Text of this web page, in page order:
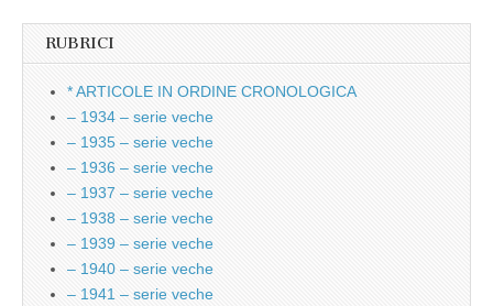
RUBRICI
* ARTICOLE IN ORDINE CRONOLOGICA
– 1934 – serie veche
– 1935 – serie veche
– 1936 – serie veche
– 1937 – serie veche
– 1938 – serie veche
– 1939 – serie veche
– 1940 – serie veche
– 1941 – serie veche